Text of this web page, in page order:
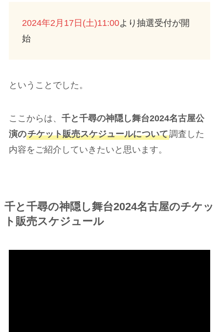
2024年2月17日(土)11:00より抽選受付が開
始
ということでした。
ここからは、 千と千尋の神隠し舞台2024名古屋公
演のチケット販売スケジュールについて調査した
内容をご紹介していきたいと思います。
千と千尋の神隠し舞台2024名古屋のチケッ
ト販売スケジュール